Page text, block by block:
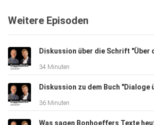
Weitere Episoden
34 Minuten
36 Minuten